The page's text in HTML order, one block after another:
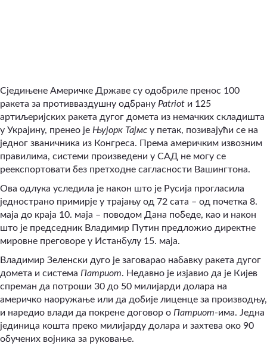
Сједињене Америчке Државе су одобриле пренос 100
ракета за противваздушну одбрану Patriot и 125
артиљеријских ракета дугог домета из немачких складишта
у Украјину, пренео је Њујорк Тајмс у петак, позивајући се на
једног званичника из Конгреса. Према америчким извозним
правилима, системи произведени у САД не могу се
реекспортовати без претходне сагласности Вашингтона.
Ова одлука уследила је након што је Русија прогласила
једнострано примирје у трајању од 72 сата – од почетка 8.
маја до краја 10. маја – поводом Дана победе, као и након
што је председник Владимир Путин предложио директне
мировне преговоре у Истанбулу 15. маја.
Владимир Зеленски дуго је заговарао набавку ракета дугог
домета и система Патриот. Недавно је изјавио да је Кијев
спреман да потроши 30 до 50 милијарди долара на
америчко наоружање или да добије лиценце за производњу,
и наредио влади да покрене договор о Патриот-има. Једна
јединица кошта преко милијарду долара и захтева око 90
обучених војника за руковање.